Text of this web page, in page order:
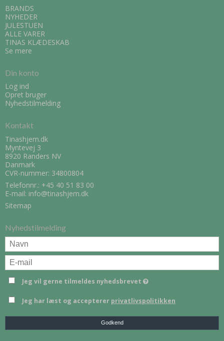
BRANDS
NYHEDER
JULESTUEN
ALLE VARER
TINAS KLÆDESKAB
Se mere
Din konto
Log ind
Opret bruger
Nyhedstilmelding
Kontakt
Tinashjem.dk
Myntevej 3
8920 Randers NV
Danmark
CVR-nummer: 34800804
Telefonnr.: +45 40 51 83 00
E-mail: info@tinashjem.dk
Sitemap
Nyhedstilmelding
Jeg vil gerne tilmeldes nyhedsbrevet
Jeg har læst og accepterer privatlivspolitikken
Godkend